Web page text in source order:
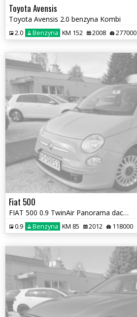
Toyota Avensis
Toyota Avensis 2.0 benzyna Kombi
2.0 Benzyna KM 152 2008 277000
Fiat 500
FIAT 500 0.9 TwinAir Panorama dach !
0.9 Benzyna KM 85 2012 118000